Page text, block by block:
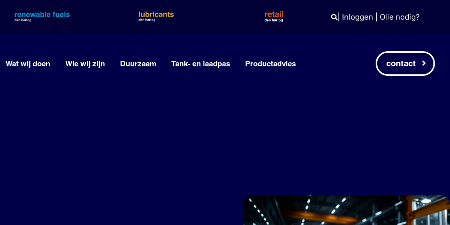
| Inloggen Olie nodig?
Wat wij doen Wie wij zijn Duurzaam Tank- en laadpas Productadvies contact